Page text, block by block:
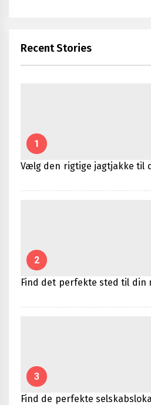
Recent Stories
1
Vælg den rigtige jagtjakke til
2
Find det perfekte sted til
3
Find de perfekte